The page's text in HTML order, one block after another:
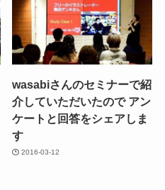
wasabiさんのセミナーで紹
介していただいたので アン
ケートと回答をシェアしま
す
2016-03-12